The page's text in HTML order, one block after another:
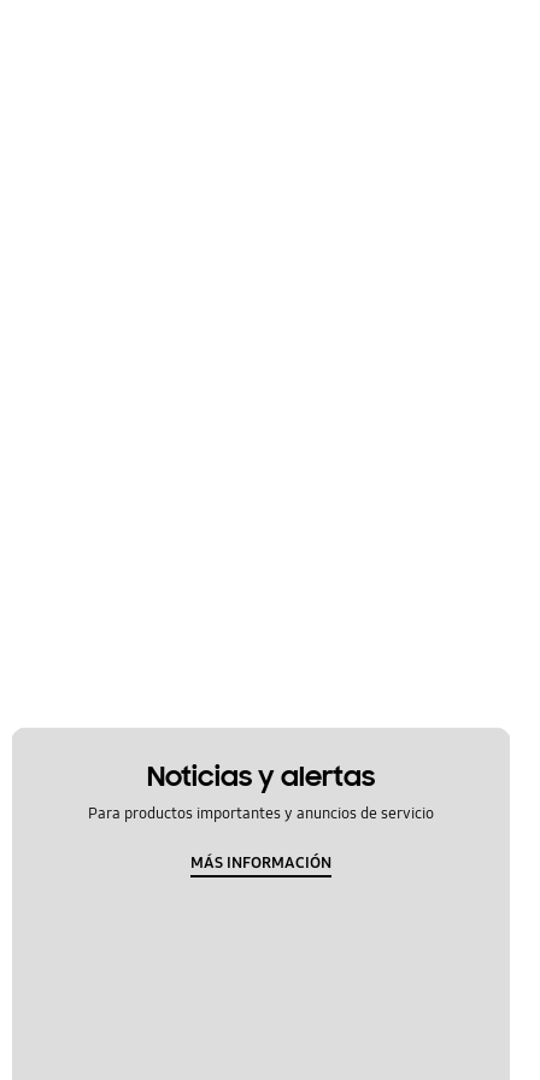
Noticias y alertas
Para productos importantes y anuncios de servicio
MÁS INFORMACIÓN